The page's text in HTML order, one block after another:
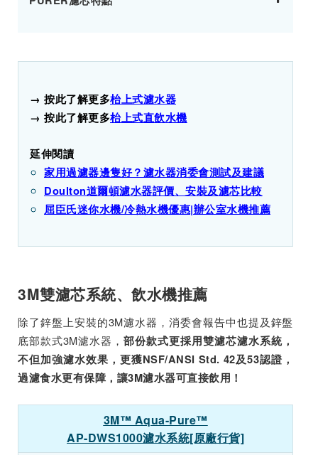
→ 按此了解更多枱上式濾水器
→ 按此了解更多枱上式直飲水機
延伸閱讀
家用過濾器邊隻好？濾水器消委會測試及建議
Doulton道爾頓濾水器評價、安裝及濾芯比較
屈臣氏迷你水機/冷熱水機優惠|辦公室水機推薦
3M雙濾芯系統、飲水機推薦
除了鋅盤上安裝的3M濾水器，消委會報告中也提及鋅盤
底部款式3M濾水器，部份款式更採用雙濾芯濾水系統，
不但加強濾水效果，更獲NSF/ANSI Std. 42及53認證，
過濾食水更有保障，讓3M濾水器可直接飲用！
3M™ Aqua-Pure™
AP-DWS1000濾水系統[原廠行貨]